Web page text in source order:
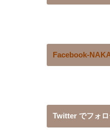
Facebook-
Twitter でフォ